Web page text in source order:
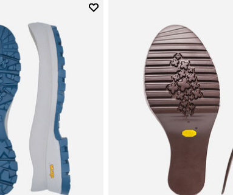
Add to wishlist